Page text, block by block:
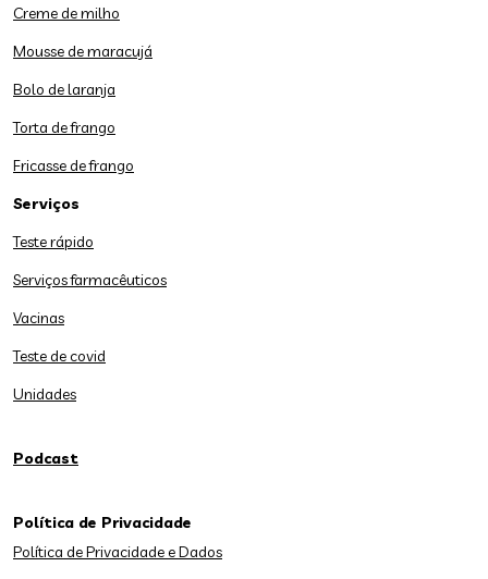
Creme de milho
Mousse de maracujá
Bolo de laranja
Torta de frango
Fricasse de frango
Serviços
Teste rápido
Serviços farmacêuticos
Vacinas
Teste de covid
Unidades
Podcast
Política de Privacidade
Política de Privacidade e Dados